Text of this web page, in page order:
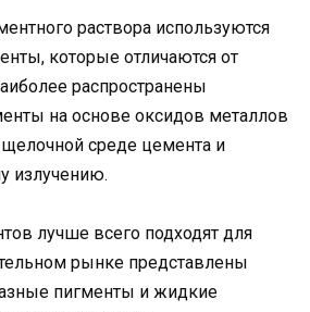
раствора используются
которые отличаются от
распространены
на основе оксидов металлов
среде цемента и
излучению.
лучше всего подходят для
рынке представлены
пигменты и жидкие